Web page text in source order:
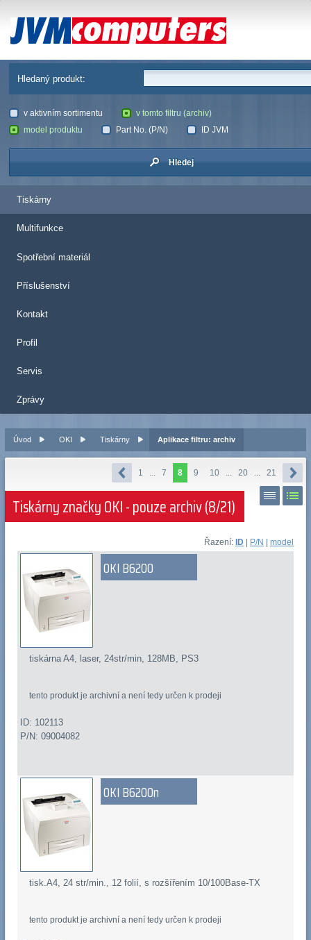
JVM Computers
Hledaný produkt:
v aktivním sortimentu
v tomto filtru (archiv)
model produktu
Part No. (P/N) ID JVM
Hledej
Tiskárny
Multifunkce
Spotřební materiál
Příslušenství
Kontakt
Profil
Servis
Zprávy
Úvod OKI Tiskárny Aplikace filtru: archiv
1 ... 7 8 9 10 ... 20 ... 21
Tiskárny značky OKI - pouze archiv (8/21)
Řazení: ID P/N |model
OKI B6200
tiskárna A4, laser, 24str/min, 128MB, PS3
tento produkt je archivní a není tedy určen k prodeji
ID: 102113
P/N: 09004082
OKI B6200n
tisk.A4, 24 str/min., 12 folií, s rozšířením 10/100Base-TX
tento produkt je archivní a není tedy určen k prodeji